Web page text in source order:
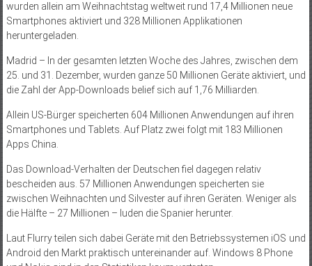
wurden allein am Weihnachtstag weltweit rund 17,4 Millionen neue
Smartphones aktiviert und 328 Millionen Applikationen
heruntergeladen.
Madrid – In der gesamten letzten Woche des Jahres, zwischen dem
25. und 31. Dezember, wurden ganze 50 Millionen Geräte aktiviert, und
die Zahl der App-Downloads belief sich auf 1,76 Milliarden.
Allein US-Bürger speicherten 604 Millionen Anwendungen auf ihren
Smartphones und Tablets. Auf Platz zwei folgt mit 183 Millionen
Apps China.
Das Download-Verhalten der Deutschen fiel dagegen relativ
bescheiden aus. 57 Millionen Anwendungen speicherten sie
zwischen Weihnachten und Silvester auf ihren Geräten. Weniger als
die Hälfte – 27 Millionen – luden die Spanier herunter.
Laut Flurry teilen sich dabei Geräte mit den Betriebssystemen iOS und
Android den Markt praktisch untereinander auf. Windows 8 Phone